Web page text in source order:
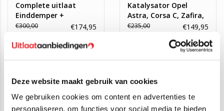
Deze website maakt gebruik van cookies
We gebruiken cookies om content en advertenties te
personaliseren, om functies voor social media te bieden
Complete uitlaat
Einddemper +
Middendemper +
1.4, 1.6
€300,00 €174,95
Katalysator Opel
Astra, Corsa C, Zafira,
Meriva 1.4, 1.6
€235,00 €149,95